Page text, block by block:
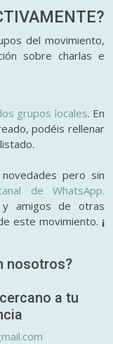
del movimiento,
sobre charlas e
grupos locales. En
podéis rellenar
pero sin
de WhatsApp.
y amigos de otras
este movimiento. ¡
nosotros?
a tu